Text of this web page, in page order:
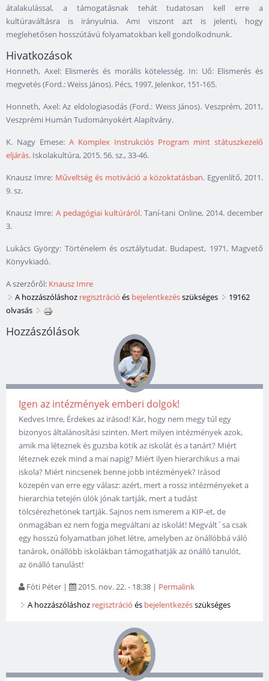
átalakulással, a támogatásnak tehát tudatosan kell erre a
kultúraváltásra is irányulnia. Ami viszont azt is jelenti, hogy
meglehetősen hosszútávú folyamatokban kell gondolkodnunk.
Hivatkozások
Honneth, Axel: Elismerés és morális kötelesség. In: Uő: Elismerés és
megvetés (Ford.: Weiss János). Pécs, 1997, Jelenkor, 151-165.
Honneth, Axel: Az eldologiasodás (Ford.: Weiss János). Veszprém, 2011,
Veszprémi Humán Tudományokért Alapítvány.
K. Nagy Emese: A Komplex Instrukciós Program mint státuszkezelő
eljárás. Iskolakultúra, 2015. 56. sz., 33-46.
Knausz Imre: Műveltség és motiváció a közoktatásban. Egyenlítő, 2011.
9. sz.
Knausz Imre: A pedagógiai kultúráról. Taní-tani Online, 2014. december
3.
Lukács György: Történelem és osztálytudat. Budapest, 1971, Magvető
Könyvkiadó.
A szerzőről: Knausz Imre
A hozzászóláshoz regisztráció és bejelentkezésszükséges
19162
olvasás
Hozzászólások
Igen az intézmények emberi dolgok!
Kedves Imre, Érdekes az irásod! Kár, hogy nem megy túl egy
bizonyos általánosítási szinten. Mert milyen intézmények azok,
amik ma léteznek és guzsba kötik az iskolát és a tanárt? Miért
léteznek ezek mind a mai napig? Miért ilyen hierarchikus a mai
iskola? Miért nincsenek benne jobb intézmények? Irásod
közepén van erre egy válasz: azért, mert a rossz intézményeket a
hierarchia tetején ülök jónak tartják, mert a tudást
tölcsérezhetönek tartják. Sajnos nem ismerem a KIP-et, de
önmagában ez nem fogja megváltani az iskolát! Megvált´sa csak
egy hosszú folyamatban jöhet létre, amelyben az önállóbbá váló
tanárok, önállóbb iskolákban támogathatják az önálló tanulót,
az önálló tanulást!
Fóti Péter | 2015. nov. 22. - 18:38 | Permalink
A hozzászóláshoz regisztráció és bejelentkezésszükséges